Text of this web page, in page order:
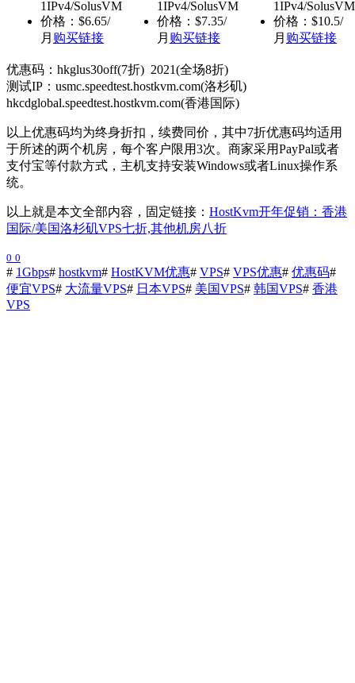
1IPv4/SolusVM
价格：$6.65/
月 购买链接
1IPv4/SolusVM
价格：$7.35/
月 购买链接
1IPv4/SolusVM
价格：$10.5/
月 购买链接
优惠码：hkglus30off(7折) 2021(全场8折)
测试IP：usmc.speedtest.hostkvm.com(洛杉矶)
hkcdglobal.speedtest.hostkvm.com(香港国际)
以上优惠码均为终身折扣，续费同价，其中7折优惠码均适用
于所述的两个机房，每个客户限用3次。商家采用PayPal或者
支付宝等付款方式，主机支持安装Windows或者Linux操作系
统。
以上就是本文全部内容，固定链接： HostKvm开年促销：香港
国际/美国洛杉矶VPS七折,其他机房八折
0 0
# 1Gbps# hostkvm# HostKVM优惠# VPS# VPS优惠# 优惠码#
便宜VPS# 大流量VPS# 日本VPS# 美国VPS# 韩国VPS# 香港
VPS